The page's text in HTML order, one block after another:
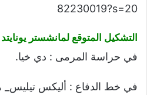
82230019?s=20
التشكيل المتوقع لمانشستر يونايتد
في حراسة المرمى : دي خيا.
في خط الدفاع : أليكس تيليس_